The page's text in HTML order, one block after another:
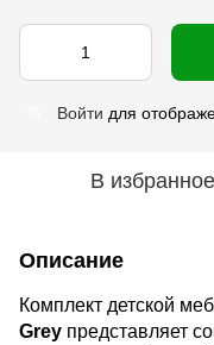
Войти для
В избранное
Описание
Комплект детской
Grey представляет